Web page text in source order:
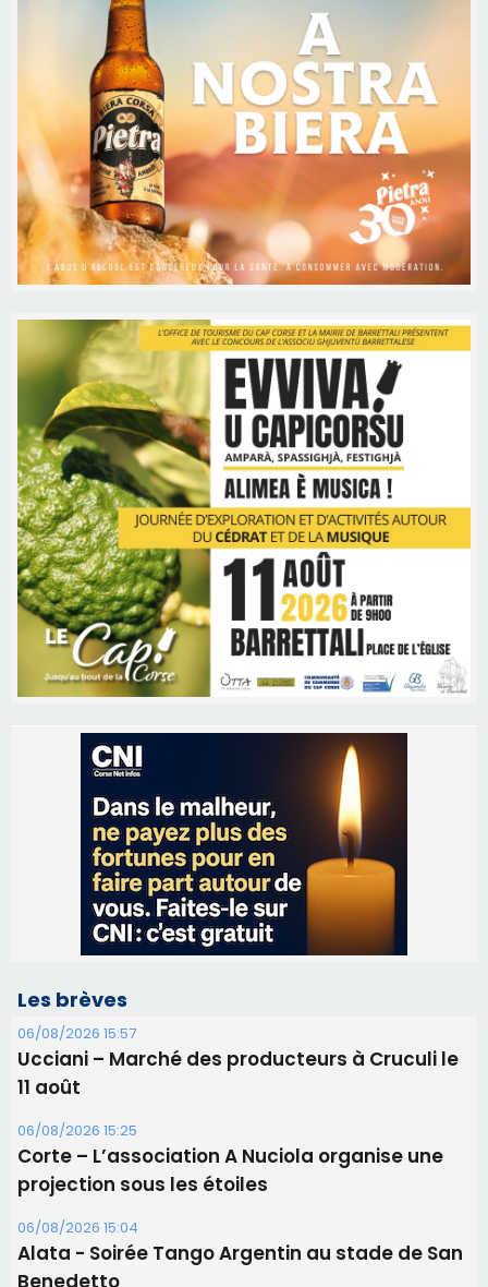
Les brèves
06/08/2026 15:57
Ucciani – Marché des producteurs à Cruculi le
06/08/2026 15:25
Corte – L’association A Nuciola organise une
06/08/2026 15:04
Alata - Soirée Tango Argentin au stade de San
Benedetto
05/08/2026 09:53
Biguglia : messe de la Sainte-Marie et
procession le 14 août
31/07/2026 08:24
Tennis - Début ce week-end du tournoi du
RCPV